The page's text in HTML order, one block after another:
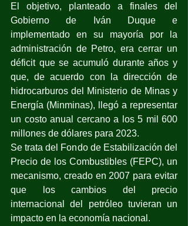
El objetivo, planteado a finales del
Gobierno de Iván Duque e
implementado en su mayoría por la
administración de Petro, era cerrar un
déficit que se acumuló durante años y
que, de acuerdo con la dirección de
hidrocarburos del Ministerio de Minas y
Energía (Minminas), llegó a representar
un costo anual cercano a los 5 mil 600
millones de dólares para 2023.
Se trata del Fondo de Estabilización del
Precio de los Combustibles (FEPC), un
mecanismo, creado en 2007 para evitar
que los cambios del precio
internacional del petróleo tuvieran un
impacto en la economía nacional.